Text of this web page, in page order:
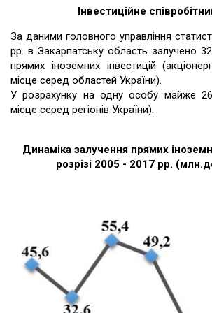
Інвестиційне
За даними головного управління
рр. в Закарпатську область залучено
прямих іноземних інвестицій
місце серед областей України).
У розрахунку на одну особу майже
місце серед регіонів України).
Динаміка залучення прямих
розрізі 2005 - 2017 рр.